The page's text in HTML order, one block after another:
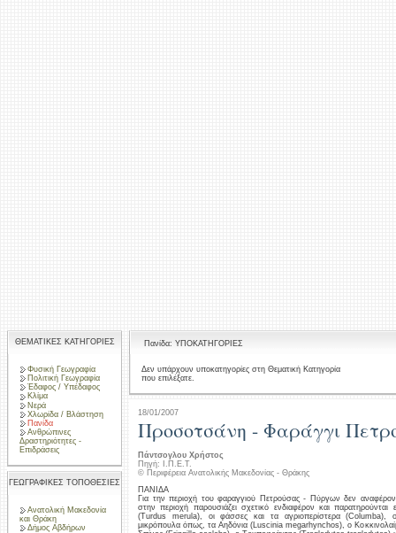
ΘΕΜΑΤΙΚΕΣ ΚΑΤΗΓΟΡΙΕΣ
Φυσική Γεωγραφία
Πολιτική Γεωγραφία
Έδαφος / Υπέδαφος
Κλίμα
Νερά
Χλωρίδα / Βλάστηση
Πανίδα
Ανθρώπινες
Δραστηριότητες -
Επιδράσεις
ΓΕΩΓΡΑΦΙΚΕΣ ΤΟΠΟΘΕΣΙΕΣ
Ανατολική Μακεδονία
και Θράκη
Δήμος Αβδήρων
Πανίδα: ΥΠΟΚΑΤΗΓΟΡΙΕΣ
Δεν υπάρχουν υποκατηγορίες στη Θεματική Κατηγορία
που επιλέξατε.
18/01/2007
Προσοτσάνη - Φαράγγι
Πάντσογλου Χρήστος
Πηγή: Ι.Π.Ε.Τ.
© Περιφέρεια Ανατολικής Μακεδονίας - Θράκης
ΠΑΝΙΔΑ
Για την περιοχή του φαραγγιού Πετρούσας - Πύργων δεν
στην περιοχή παρουσιάζει σχετικό ενδιαφέρον και
(Turdus merula), οι φάσσες και τα αγριοπερίστερα
μικρόπουλα όπως, τα Αηδόνια (Luscinia megarhynchos), ο